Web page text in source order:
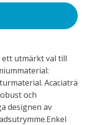
utmärkt val till
Acaciaträ
och
designen av